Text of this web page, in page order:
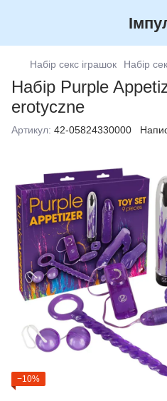
Набір секс іграшок Набір
Набір Purple
erotyczne
Артикул: 42-05824330000
−10%